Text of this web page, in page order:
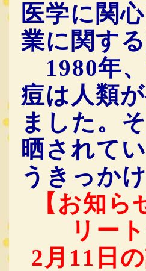
医学に関
業に関す
1980年
痘は人類
ました。
晒されて
うきっか
【お知
リー
2月11日